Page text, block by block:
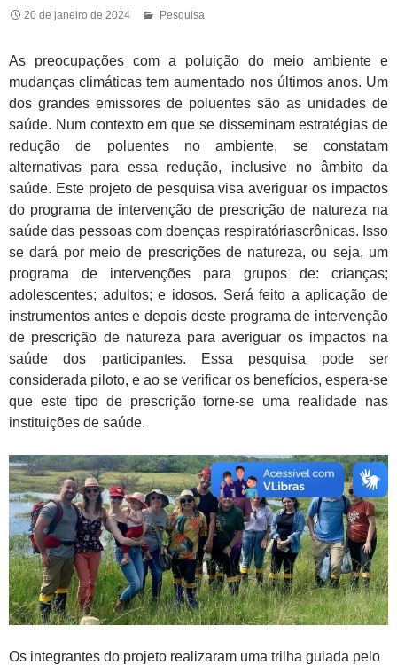
20 de janeiro de 2024 Pesquisa
As preocupações com a poluição do meio ambiente e
mudanças climáticas tem aumentado nos últimos anos. Um
dos grandes emissores de poluentes são as unidades de
saúde. Num contexto em que se disseminam estratégias de
redução de poluentes no ambiente, se constatam
alternativas para essa redução, inclusive no âmbito da
saúde. Este projeto de pesquisa visa averiguar os impactos
do programa de intervenção de prescrição de natureza na
saúde das pessoas com doenças respiratóriascrônicas. Isso
se dará por meio de prescrições de natureza, ou seja, um
programa de intervenções para grupos de: crianças;
adolescentes; adultos; e idosos. Será feito a aplicação de
instrumentos antes e depois deste programa de intervenção
de prescrição de natureza para averiguar os impactos na
saúde dos participantes. Essa pesquisa pode ser
considerada piloto, e ao se verificar os benefícios, espera-se
que este tipo de prescrição torne-se uma realidade nas
instituições de saúde.
Os integrantes do projeto realizaram uma trilha guiada pelo